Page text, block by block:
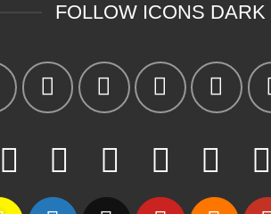
FOLLOW ICONS DARK